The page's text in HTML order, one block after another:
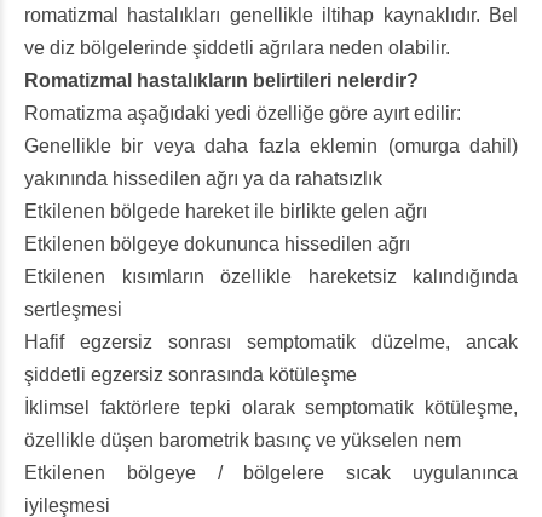
romatizmal hastalıkları genellikle iltihap kaynaklıdır. Bel
ve diz bölgelerinde şiddetli ağrılara neden olabilir.
Romatizmal hastalıkların belirtileri nelerdir?
Romatizma aşağıdaki yedi özelliğe göre ayırt edilir:
Genellikle bir veya daha fazla eklemin (omurga dahil)
yakınında hissedilen ağrı ya da rahatsızlık
Etkilenen bölgede hareket ile birlikte gelen ağrı
Etkilenen bölgeye dokununca hissedilen ağrı
Etkilenen kısımların özellikle hareketsiz kalındığında
sertleşmesi
Hafif egzersiz sonrası semptomatik düzelme, ancak
şiddetli egzersiz sonrasında kötüleşme
İklimsel faktörlere tepki olarak semptomatik kötüleşme,
özellikle düşen barometrik basınç ve yükselen nem
Etkilenen bölgeye / bölgelere sıcak uygulanınca
iyileşmesi